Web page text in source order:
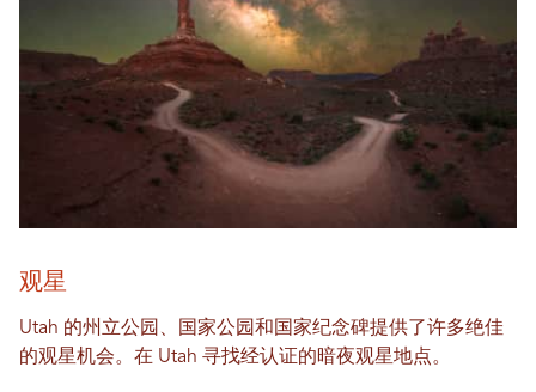
观星
Utah 的州立公园、国家公园和国家纪念碑提供了许多绝佳
的观星机会。在 Utah 寻找经认证的暗夜观星地点。